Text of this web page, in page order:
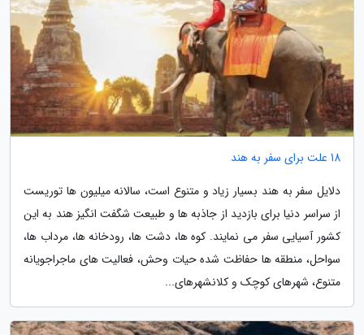
18 علت برای سفر به هند
دلایل سفر به هند بسیار زیاد و متنوع است، سالانه میلیون ها توریست
از سراسر دنیا برای بازدید از جاذبه ها و طبیعت شگفت انگیز هند به این
کشور آسیایی سفر می نمایند. کوه ها، دشت ها، رودخانه ها، مرداب ها،
سواحل، منطقه ها حفاظت شده حیات وحش، فعالیت های ماجراجویانه
متنوع، شهرهای کوچک و کلانشهرهای...